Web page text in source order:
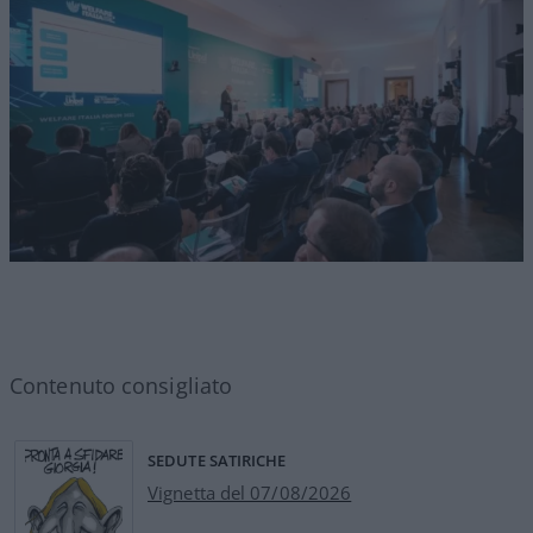
Contenuto consigliato
SEDUTE SATIRICHE
Vignetta del 07/08/2026